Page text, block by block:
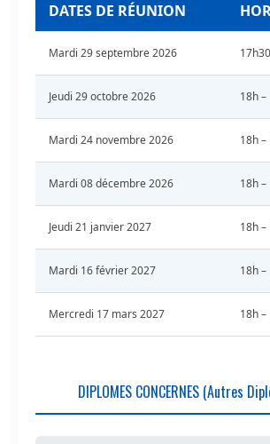
DATES DE RÉUNION
Mardi 29 septembre 2026
Jeudi 29 octobre 2026 18h –
Mardi 24 novembre 2026 18h –
Mardi 08 décembre 2026 18h –
Jeudi 21 janvier 2027 18h –
Mardi 16 février 2027 18h –
Mercredi 17 mars 2027 18h –
DIPLOMES CONCERNES (Autres